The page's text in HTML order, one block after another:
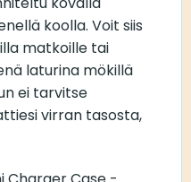
koolla. Voit siis
matkoille tai
laturina mökillä
ei tarvitse
virran tasosta,